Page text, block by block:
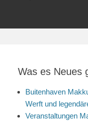
Was es Neues
Buitenhaven
Werft und
Veranstaltungen